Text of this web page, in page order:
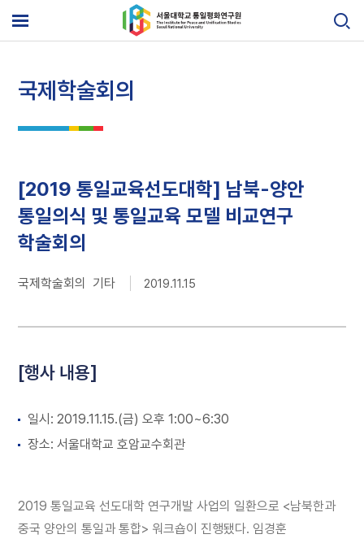
to
content
기
국제학술회의
[2019 통일교육선도대학] 남북-양안
통일의식 및 통일교육 모델 비교연구
학술회의
국제학술회의 기타 2019.11.15
[행사 내용]
일시: 2019.11.15.(금) 오후 1:00~6:30
장소: 서울대학교 호암교수회관
2019 통일교육 선도대학 연구개발 사업의 일환으로 <남북한과
중국 양안의 통일과 통합> 워크숍이 진행됐다. 임경훈